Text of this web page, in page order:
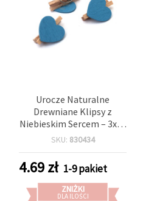
Urocze Naturalne
Drewniane Klipsy z
Niebieskim Sercem – 3x25
mm (Zestaw 12 szt.) –
Prac Ręcznych, Dekoracji
Baby Shower i Zawieszek
do Prezentów
SKU: 830434
4.69zł 1-9 pakiet
ZNIŻKI
DLA ILOŚCI